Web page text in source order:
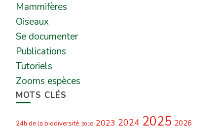
Mammifères
Oiseaux
Se documenter
Publications
Tutoriels
Zooms espèces
MOTS CLÉS
24h de la biodiversité 2018 2023 2024 2025 2026